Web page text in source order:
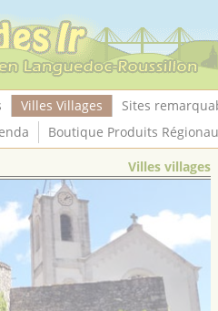
Villes Villages Sites
Boutique Produits
Villes villages